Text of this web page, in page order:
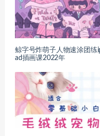
鲸字号炸萌子人物速涂团练
ad插画课2022年